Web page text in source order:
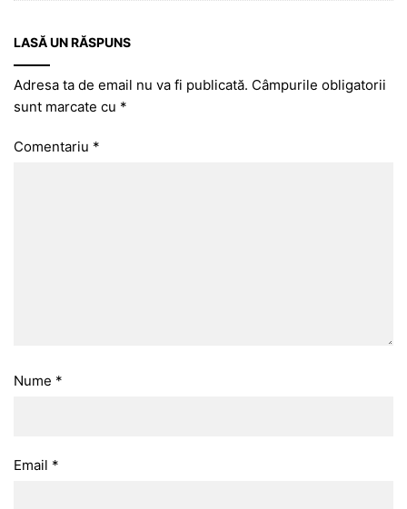
LASĂ UN RĂSPUNS
Adresa ta de email nu va fi publicată. Câmpurile obligatorii
sunt marcate cu *
Comentariu *
Nume *
Email *